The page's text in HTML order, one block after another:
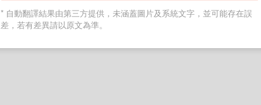
* 自動翻譯結果由第三方提供，未涵蓋圖片及系統文字，並可能存在誤
差，若有差異請以原文為準。